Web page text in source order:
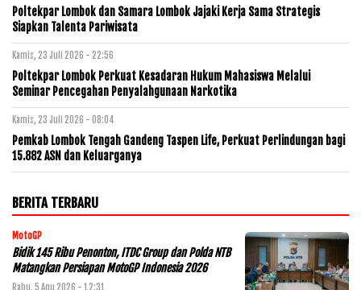
Poltekpar Lombok dan Samara Lombok Jajaki Kerja Sama Strategis
Siapkan Talenta Pariwisata
Kamis, 23 Juli 2026 - 22:56
Poltekpar Lombok Perkuat Kesadaran Hukum Mahasiswa Melalui
Seminar Pencegahan Penyalahgunaan Narkotika
Kamis, 23 Juli 2026 - 08:04
Pemkab Lombok Tengah Gandeng Taspen Life, Perkuat Perlindungan bagi
15.882 ASN dan Keluarganya
BERITA TERBARU
MotoGP
Bidik 145 Ribu Penonton, ITDC Group dan Polda NTB
Matangkan Persiapan MotoGP Indonesia 2026